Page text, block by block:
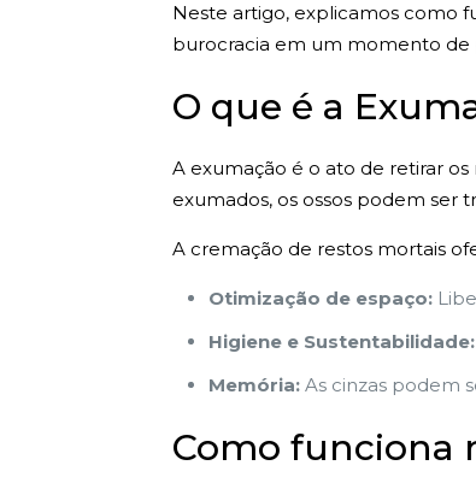
Neste artigo, explicamos como
burocracia em um momento de
O que é a
A exumação é o ato de retirar
exumados, os ossos podem ser
A cremação de restos mortais
Otimização de espaço:
Higiene e Sustentabilidade:
Memória:As cinzas podem
Como funciona